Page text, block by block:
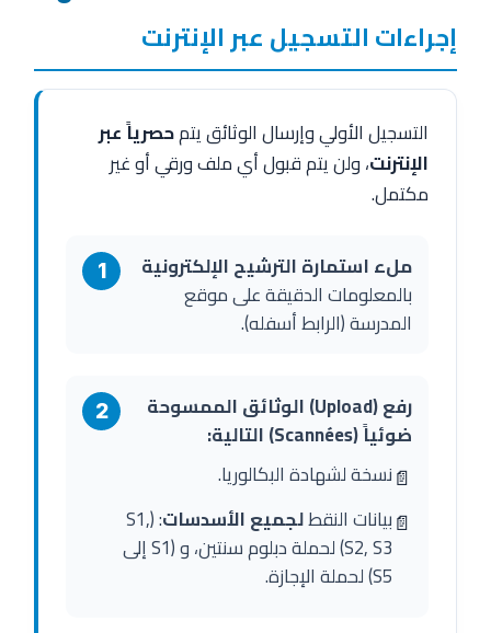
إجراءات التسجيل عبر الإنترنت
التسجيل الأولي وإرسال الوثائق يتمحصرياً عبر
الإنترنت، ولن يتم قبول أي ملف ورقي أو غير
مكتمل.
1
ملء استمارة الترشيح الإلكترونية
بالمعلومات الدقيقة على موقع
المدرسة (الرابط أسفله).
2
رفع (Upload) الوثائق الممسوحة
ضوئياً (Scannées) التالية:
📄 نسخة لشهادة البكالوريا.
📄 بيانات النقطلجميع الأسدسات : (S1,
S2, S3) لحملة دبلوم سنتين، و (S1 إلى
S5) لحملة الإجازة.